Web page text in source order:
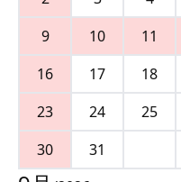
9
10 11
16
17 18
23
24 25
30
31